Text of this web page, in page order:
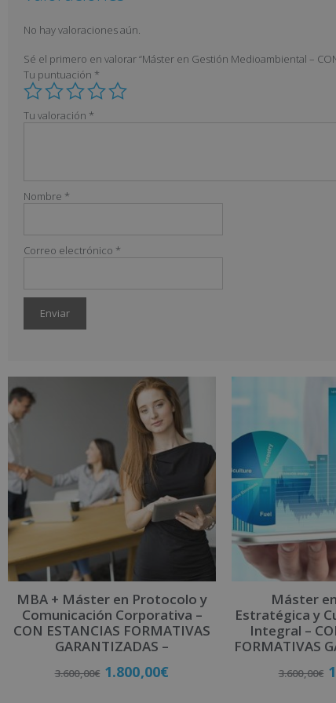
No hay valoraciones aún.
Sé el primero en valorar “Máster en Gestión Medioambiental – CON
Tu puntuación *
Tu valoración *
Nombre *
Correo electrónico *
t
e
r
i
v
e
:
MBA + Máster en Protocolo y
Comunicación Corporativa –
CON ESTANCIAS FORMATIVAS
GARANTIZADAS –
3.600,00€ 1.800,00€
Máster
Estratégica y
Integral –
FORMATIVAS
3.600,00€